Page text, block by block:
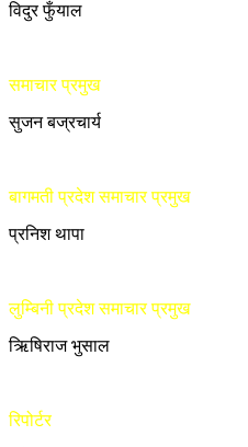
विदुर फुँयाल
समाचार प्रमुख
सुजन बज्रचार्य
बागमती प्रदेश समाचार प्रमुख
प्रनिश थापा
लुम्बिनी प्रदेश समाचार प्रमुख
ऋिषिराज भुसाल
रिपोर्टर